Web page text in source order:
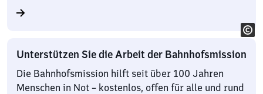
Unterstützen Sie die Arbeit der Bahnhofsmission
Die Bahnhofsmission hilft seit über 100 Jahren
Menschen in Not – kostenlos, offen für alle und rund